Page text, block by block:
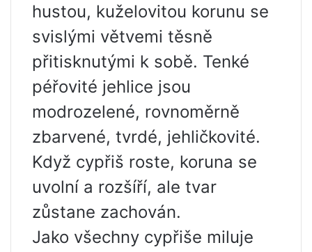
hustou, kuželovitou korunu se
svislými větvemi těsně
přitisknutými k sobě. Tenké
péřovité jehlice jsou
modrozelené, rovnoměrně
zbarvené, tvrdé, jehličkovité.
Když cypřiš roste, koruna se
uvolní a rozšíří, ale tvar
zůstane zachován.
Jako všechny cypřiše miluje